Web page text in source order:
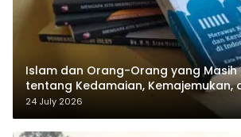
Islam dan Orang-Orang yang
tentang Kedamaian, Kemajemukan,
dalam Pemikiran Masykuri Abdillah
24 July 2026